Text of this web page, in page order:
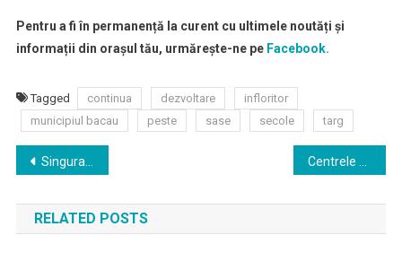
Pentru a fi în permanență la curent cu ultimele noutăți și
informații din orașul tău, urmărește-ne peFacebook.
Tagged continua dezvoltare
infloritor
municipiul bacau
peste sase secole targ
Navigare
în
articole
Singuraticul de pe Măgura Cașinului, recordurile cinegetice și Ochiul Huitoarei, toate în județul Bacău
RELATED POSTS